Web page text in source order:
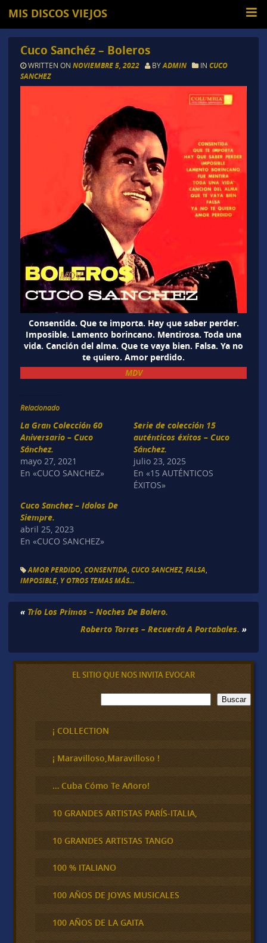
MIS DISCOS VIEJOS
Cuco Sanchéz – Boleros
WRITTEN ON NOVIEMBRE 5, 2022 BYADMIN IN CUCO
SANCHEZ
Consentida. Que te importa. Hay que saber perder.
Imposible. Lamento borincano. Mentirosa. Toda una
vida. Canción del alma. Que te vaya bien. Falsa. Ya no
te quiero. Amor perdido.
MDV
Relacionado
La Gran Colección 60
Aniversario – Cuco
Sánchez.
mayo 27, 2021
En «CUCO SANCHEZ»
Serie de colección 15
auténticos éxitos – Cuco
Sánchez.
julio 23, 2025
En «15 AUTÉNTICOS
ÉXITOS»
Cuco Sanchez – Idolos De
Siempre.
abril 25, 2023
En «CUCO SANCHEZ»
AMOR PERDIDO, CONSENTIDA CUCO SANCHEZ, FALSA
IMPOSIBLE, Y OTROS TEMAS MÁS...
« Trío Los Primos – Noches De Bolero.
Roberto Torres – Recuerda A Portabales. »
EL SITIO QUE NOS INVITA EVOCAR
B
u
c
a
Buscar
¡ COLLECTION
¡ Maravilloso,Maravilloso !
… Cuba Cómo Te Añoro!
10 GRANDES ARTISTAS PARÍS-ITALIA,
10 GRANDES ARTISTAS TANGO
100 % ITALIANO
100 AÑOS DE JOYAS MUSICALES
100 AÑOS DE LA GAITA